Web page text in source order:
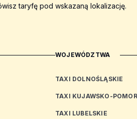
taryfę pod wskazaną lokalizację.
WOJEWÓDZTWA
TAXI DOLNOŚLĄSKIE
TAXI KUJAWSKO-
TAXI LUBELSKIE